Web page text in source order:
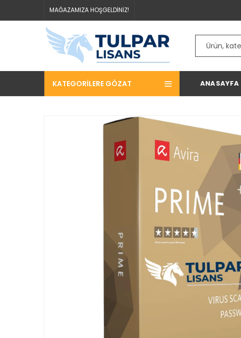
MAĞAZAMIZA HOŞGELDİNİZ!
KATEGORILERE GÖZAT ANASAYFA